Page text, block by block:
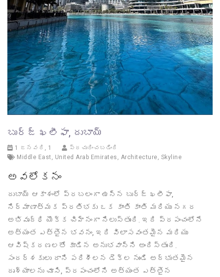
బుర్జ్ ఖలీఫా, దుబాయ్
1 జనవరి, 1
ప్రచురించబడింది
Middle East , United Arab Emirates , Architecture, Skyline
అవలోకనం
దుబాయ్ ఆకాశంలో ప్రబలంగా ఉన్న బుర్జ్ ఖలీఫా,
నిర్మాణాత్మక ప్రతిభకు ఒక కాంతి కాంతి మరియు నగర
అభివృద్ధి యొక్క చిహ్నంగా నిలుస్తుంది. ఇది ప్రపంచంలోనే
అత్యంత ఎత్తైన భవనం, ఇది విలాసవంతమైన మరియు
ఆవిష్కరణలతో కూడిన అనుభవాన్ని అందిస్తుంది.
సందర్శకులు దాని పరిశీలన డెక్‌ల నుండి అద్భుతమైన
దృశ్యాలను చూసి, ప్రపంచంలోని అత్యంత ఎత్తైన